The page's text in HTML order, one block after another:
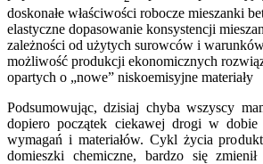
doskonałe właściwości robocze mieszanki
elastyczne dopasowanie konsystencji
zależności od użytych surowców i
możliwość produkcji ekonomicznych
opartych o „nowe” niskoemisyjne materiały
Podsumowując, dzisiaj chyba wszyscy
dopiero początek ciekawej drogi w dobie
wymagań i materiałów. Cykl życia
domieszki chemiczne, bardzo się